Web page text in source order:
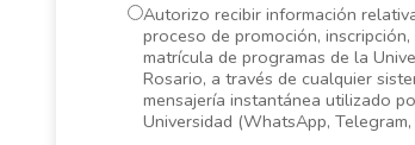
Autorizo recibir información
proceso de promoción, inscripción,
matrícula de programas de la
Rosario, a través de cualquier
mensajería instantánea utilizado
Universidad (WhatsApp, Telegram,